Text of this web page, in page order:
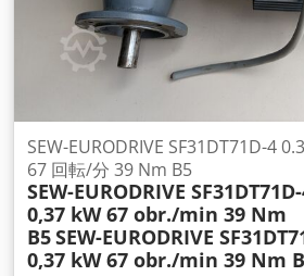
SEW-EURODRIVE SF31DT71D-4
67 回転/分 39 Nm B5
SEW-EURODRIVE
0,37 kW 67 obr./min 39 Nm
B5SEW-EURODRIVE
0,37 kW 67 obr./min 39 Nm